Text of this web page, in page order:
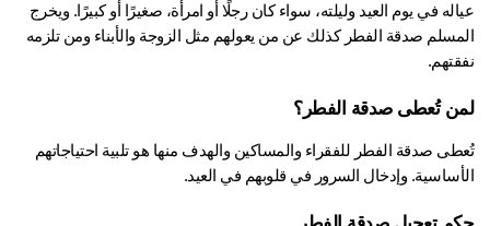
عياله في يوم العيد وليلته، سواء كان رجلًا أو امرأة، صغيرًا أو كبيرًا. ويخرج
المسلم صدقة الفطر كذلك عن من يعولهم مثل الزوجة والأبناء ومن تلزمه
تُعطى صدقة الفطر؟
تُعطى صدقة الفطر للفقراء والمساكين والهدف منها هو تلبية احتياجاتهم
وإدخال السرور في قلوبهم في العيد.